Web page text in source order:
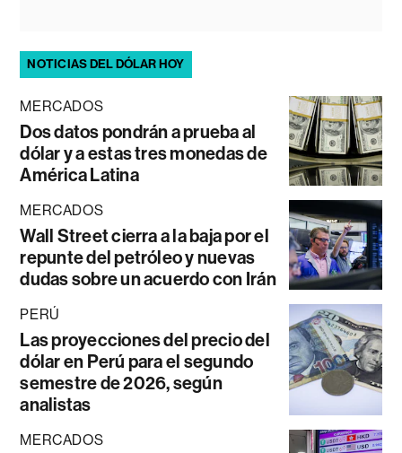
NOTICIAS DEL DÓLAR HOY
MERCADOS
Dos datos pondrán a prueba al
dólar y a estas tres monedas de
América Latina
MERCADOS
Wall Street cierra a la baja por el
repunte del petróleo y nuevas
dudas sobre un acuerdo con Irán
PERÚ
Las proyecciones del precio del
dólar en Perú para el segundo
semestre de 2026, según
analistas
MERCADOS